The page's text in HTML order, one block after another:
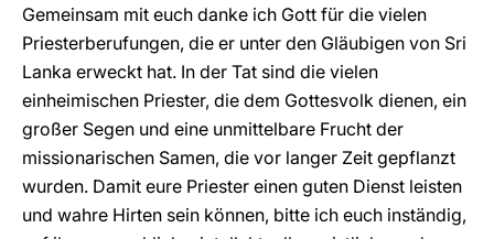
Gemeinsam mit euch danke ich Gott für die vielen
Priesterberufungen, die er unter den Gläubigen von Sri
Lanka erweckt hat. In der Tat sind die vielen
einheimischen Priester, die dem Gottesvolk dienen, ein
großer Segen und eine unmittelbare Frucht der
missionarischen Samen, die vor langer Zeit gepflanzt
wurden. Damit eure Priester einen guten Dienst leisten
und wahre Hirten sein können, bitte ich euch inständig,